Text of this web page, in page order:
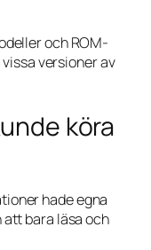
och ROM-
versioner av
köra
hade egna
att bara läsa och